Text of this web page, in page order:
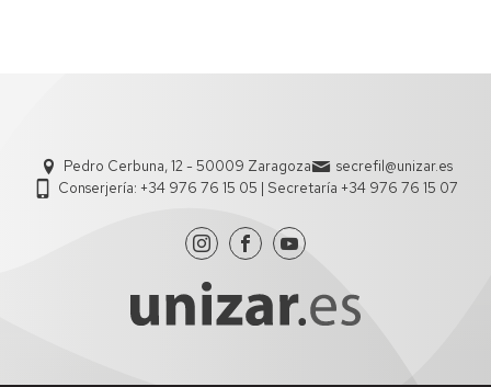
Pedro Cerbuna, 12 - 50009 Zaragoza
secrefil@unizar.es
Conserjería: +34 976 76 15 05 | Secretaría +34 976 76 15 07